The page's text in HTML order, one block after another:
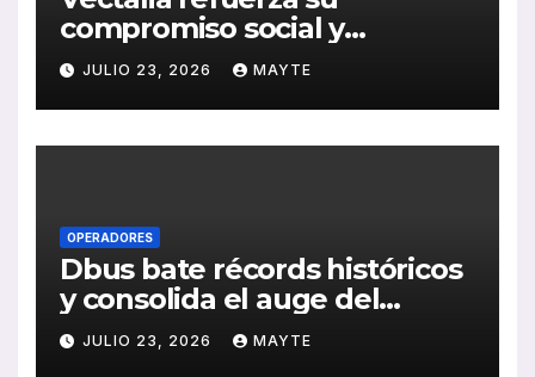
compromiso social y
medioambiental con la
publicación de su Memoria
de RSC 2025
JULIO 23, 2026 MAYTE
OPERADORES
Dbus bate récords históricos
y consolida el auge del
transporte público en San
Sebastián
JULIO 23, 2026 MAYTE